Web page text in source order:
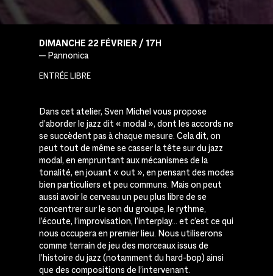
DIMANCHE 22 FÉVRIER / 17H
— Pannonica
ENTRÉE LIBRE
Dans cet atelier, Sven Michel vous propose
d’aborder le jazz dit « modal », dont les accords ne
se succèdent pas à chaque mesure. Cela dit, on
peut tout de même se casser la tête sur du jazz
modal, en empruntant aux mécanismes de la
tonalité, en jouant « out », en pensant des modes
bien particuliers et peu communs. Mais on peut
aussi avoir le cerveau un peu plus libre de se
concentrer sur le son du groupe, le rythme,
l’écoute, l’improvisation, l’interplay… et c’est ce qui
nous occupera en premier lieu. Nous utiliserons
comme terrain de jeu des morceaux issus de
l’histoire du jazz (notamment du hard-bop) ainsi
que des compositions de l’intervenant.